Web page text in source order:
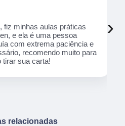
fiz minhas aulas práticas
e ela é uma pessoa
com extrema paciência e
recomendo muito para
tirar sua carta!
›
relacionadas